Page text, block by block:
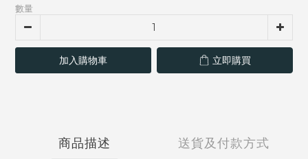
數量
加入購物車 立即購買
商品描述 送貨及付款方式